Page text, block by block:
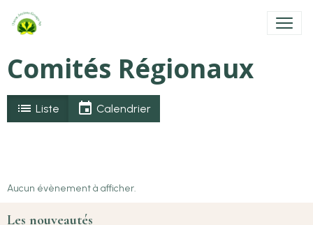
Comités Régionaux
Liste Calendrier
Aucun évènement à afficher.
Les nouveautés